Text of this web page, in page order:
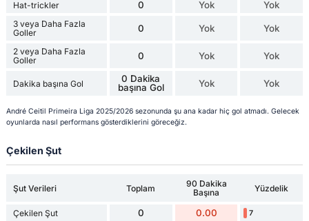
Hat-trickler 0 Yok Yok
3 veya Daha Fazla
Goller
0 Yok Yok
2 veya Daha Fazla
Goller
0 Yok Yok
Dakika başına Gol
0 Dakika
başına Gol
Yok Yok
André Ceitil Primeira Liga 2025/2026 sezonunda şu ana kadar hiç gol atmadı. Gelecek
oyunlarda nasıl performans gösterdiklerini göreceğiz.
Çekilen Şut
Şut Verileri Toplam
90 Dakika
Başına
Yüzdelik
Çekilen Şut 0 0.00 7